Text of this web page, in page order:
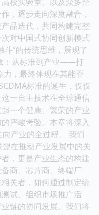
，逐步走向深度融合，
品迭代，共同构建完整
对中国式协同创新模式
斗”的传统思维，展现了
：从标准到产业——打
力，最终体现在其能否
标准的诞生，仅仅
一自主技术在全球通信
一个健康、繁荣的产业
严峻考验。本章将深入
产业的全过程。 我们
在推动产业发展中的关
，更是产业生态的构建
商、芯片商、终端厂
关者，如何通过制定统
试、组织市场推广活
链的协同发展。我们将